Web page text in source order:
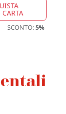
SCONTO:5%